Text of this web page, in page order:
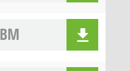
BM